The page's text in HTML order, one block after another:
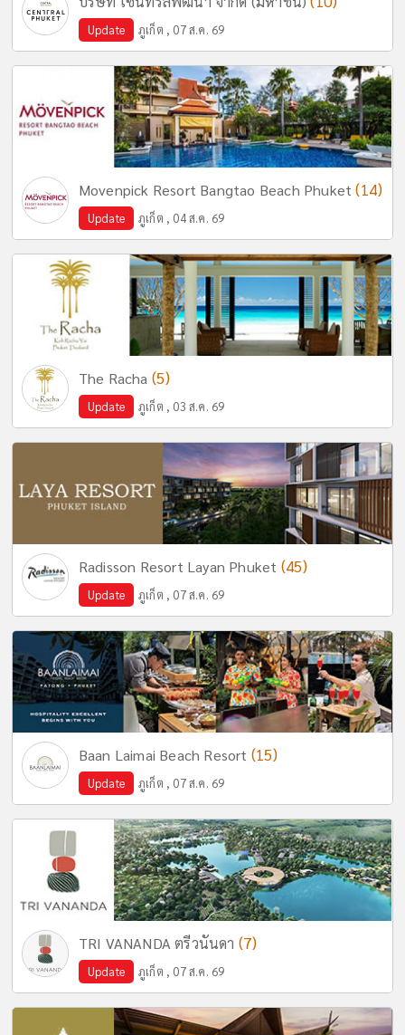
Update ภูเก็ต , 07 ส.ค. 69
Movenpick Resort Bangtao Beach Phuket(14)
Update ภูเก็ต , 04 ส.ค. 69
The Racha (5)
Update ภูเก็ต , 03 ส.ค. 69
Radisson Resort Layan Phuket (45)
Update ภูเก็ต , 07 ส.ค. 69
Baan Laimai Beach Resort (15)
Update ภูเก็ต , 07 ส.ค. 69
TRI VANANDA ตรีวนันดา (7)
Update ภูเก็ต , 07 ส.ค. 69